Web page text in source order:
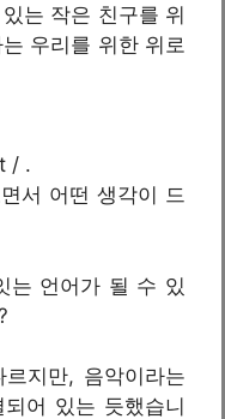
는 작은 친구를 위
우리를 위한 위로
/ .
서 어떤 생각이 드
는 언어가 될 수 있
지만, 음악이라는
어 있는 듯했습니